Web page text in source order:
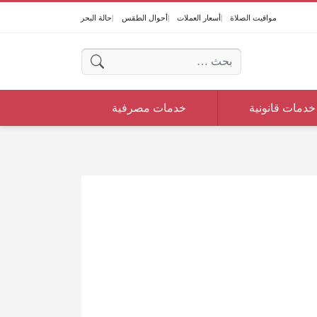
مواقيت الصلاة أسعار العملات أحوال الطقس حالة البحر
البحث عن:
خدمات قانونية خدمات مصرفية